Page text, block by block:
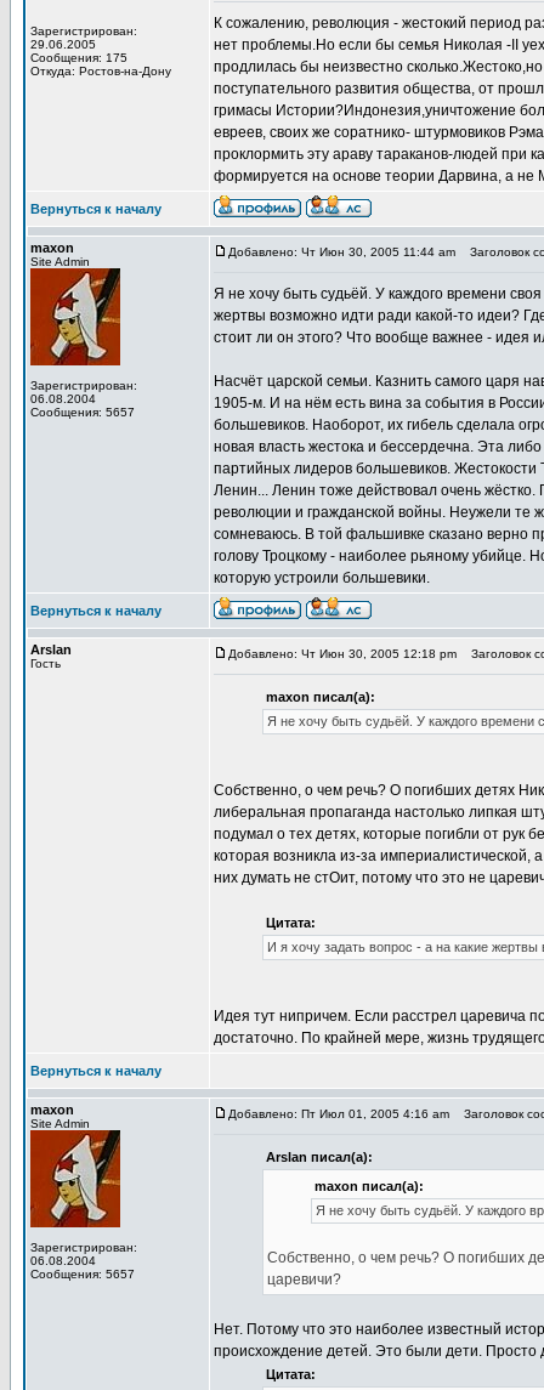
Зарегистрирован:
29.06.2005
Сообщения: 175
Откуда: Ростов-на-Дону
К сожалению, революция - жестокий период
нет проблемы.Но если бы семья Николая -II
продлилась бы неизвестно
поступательного развития общества, от
гримасы Истории?Индонезия,уничтожение
евреев, своих же соратнико- штурмовиков
проклормить эту араву тараканов-людей при
формируется на основе теории Дарвина, а не
Вернуться к началу
maxon
Site Admin
Зарегистрирован:
06.08.2004
Сообщения: 5657
Добавлено: Чт Июн 30, 2005 11:44 am Заголовок
Я не хочу быть судьёй. У каждого времени
жертвы возможно идти ради какой-то идеи?
стоит ли он этого? Что вообще важнее - идея
Насчёт царской семьи. Казнить самого царя
1905-м. И на нём есть вина за события в
большевиков. Наоборот, их гибель сделала
новая власть жестока и бессердечна. Эта
партийных лидеров большевиков.
Ленин... Ленин тоже действовал очень
революции и гражданской войны. Неужели те
сомневаюсь. В той фальшивке сказано верно
голову Троцкому - наиболее рьяному убийце.
которую устроили большевики.
Вернуться к началу
Arslan
Гость
Добавлено: Чт Июн 30, 2005 12:18 pm Заголовок
maxon писал(а):
Я не хочу быть судьёй. У каждого времени
Собственно, о чем речь? О погибших детях
либеральная пропаганда настолько липкая
подумал о тех детях, которые погибли от рук
которая возникла из-за
них думать не стОит, потому что это не
Цитата:
И я хочу задать вопрос - а на какие
Идея тут нипричем. Если расстрел царевича
достаточно. По крайней мере, жизнь
Вернуться к началу
maxon
Site Admin
Зарегистрирован:
06.08.2004
Сообщения: 5657
Добавлено: Пт Июл 01, 2005 4:16 am Заголовок
Arslan писал(а):
maxon писал(а):
Я не хочу быть судьёй. У каждого
Собственно, о чем речь? О погибших
царевичи?
Нет. Потому что это наиболее известный
происхождение детей. Это были дети. Просто
Цитата: